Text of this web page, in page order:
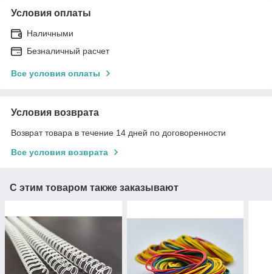
Условия оплаты
Наличными
Безналичный расчет
Все условия оплаты
Условия возврата
Возврат товара в течение 14 дней по договоренности
Все условия возврата
С этим товаром также заказывают